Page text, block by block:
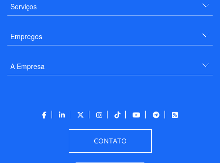
Serviços
Empregos
A Empresa
CONTATO